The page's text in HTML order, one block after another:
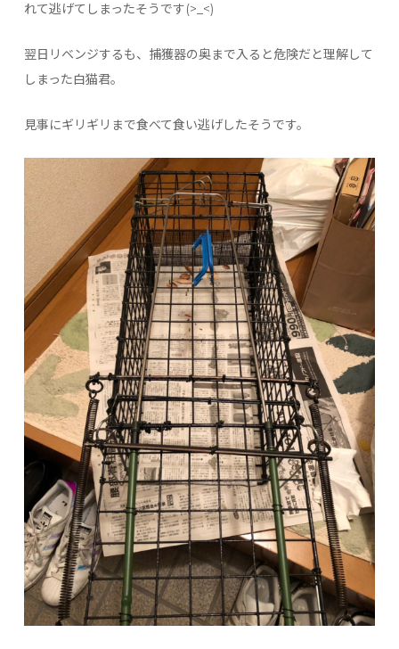
れて逃げてしまったそうです(>_<)
翌日リベンジするも、捕獲器の奥まで入ると危険だと理解して
しまった白猫君。
見事にギリギリまで食べて食い逃げしたそうです。